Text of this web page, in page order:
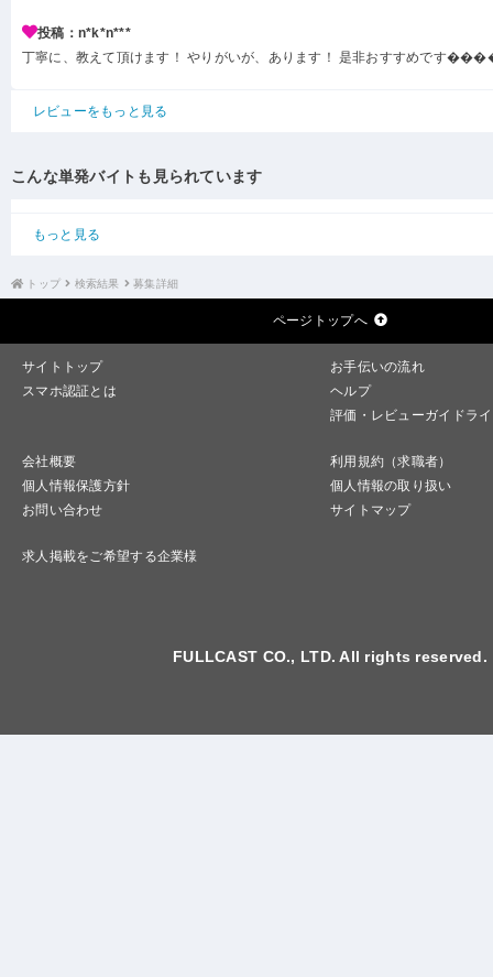
投稿：n*k*n***
丁寧に、教えて頂けます！ やりがいが、あります！ 是非おすすめです
レビューをもっと見る
こんな単発バイトも見られています
もっと見る
トップ 検索結果 募集詳細
ページトップへ
サイトトップ
お手伝いの流れ
スマホ認証とは
ヘルプ
評価・レビューガイドラ
会社概要
利用規約（求職者）
個人情報保護方針
個人情報の取り扱い
お問い合わせ
サイトマップ
求人掲載をご希望する企業様
FULLCAST CO., LTD. All rights reserved.